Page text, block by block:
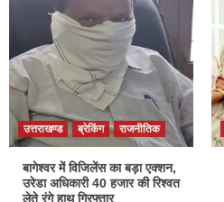
उत्तराखण्ड ब्रेकिंग राजनीतिक
बागेश्वर में विजिलेंस का बड़ा एक्शन,
उरेडा अधिकारी 40 हजार की रिश्वत
लेते रंगे हाथ गिरफ्तार